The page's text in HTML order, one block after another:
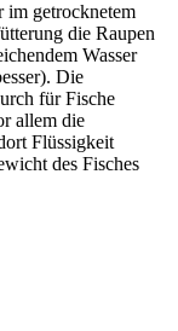
im getrocknetem
die Raupen
Wasser
Die
für Fische
allem die
Flüssigkeit
des Fisches